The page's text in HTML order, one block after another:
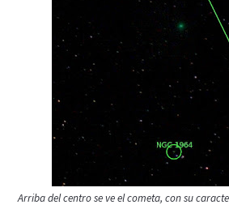
Arriba del centro se ve el cometa, con su